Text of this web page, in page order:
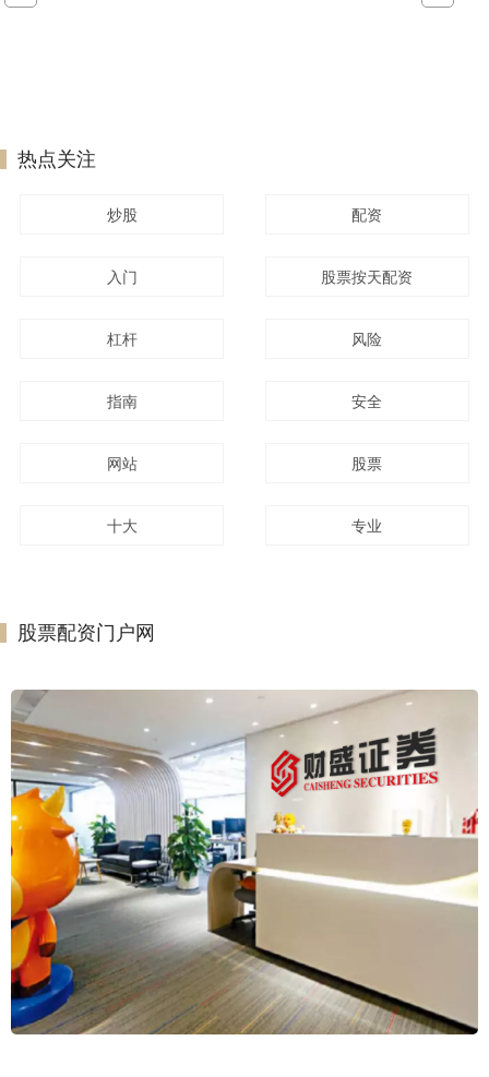
热点关注
炒股 配资
入门 股票按天配资
杠杆 风险
指南 安全
网站 股票
十大 专业
股票配资门户网